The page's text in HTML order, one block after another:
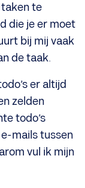
te
die je er moet
bij mij vaak
de taak.
er altijd
zelden
todo’s
mails tussen
vul ik mijn